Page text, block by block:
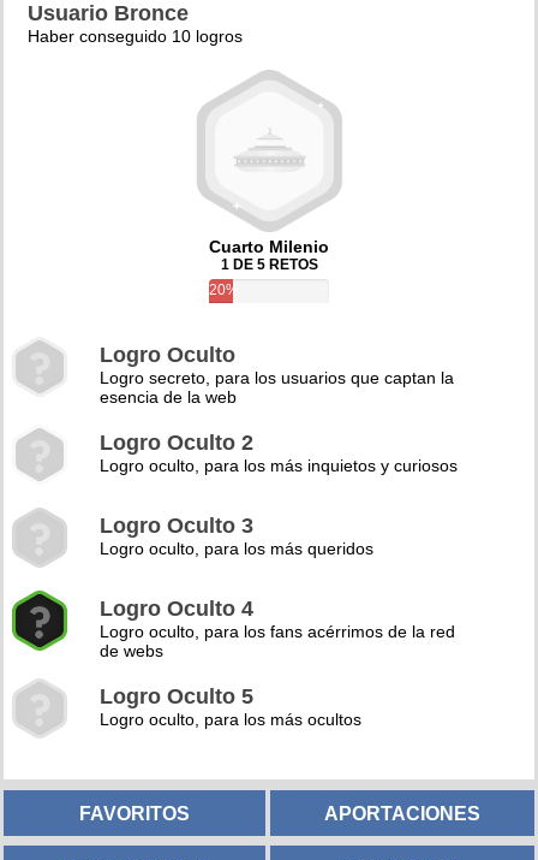
Usuario Bronce
Haber conseguido 10 logros
Cuarto Milenio
1 DE 5 RETOS
20%
Logro Oculto
Logro secreto, para los usuarios que captan la
esencia de la web
Logro Oculto 2
Logro oculto, para los más inquietos y curiosos
Logro Oculto 3
Logro oculto, para los más queridos
Logro Oculto 4
Logro oculto, para los fans acérrimos de la red
de webs
Logro Oculto 5
Logro oculto, para los más ocultos
FAVORITOS APORTACIONES